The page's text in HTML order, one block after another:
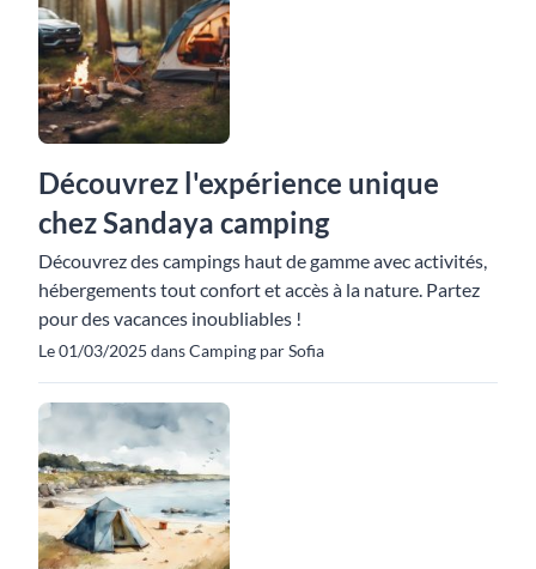
Découvrez l'expérience unique
chez Sandaya camping
Découvrez des campings haut de gamme avec activités,
hébergements tout confort et accès à la nature. Partez
pour des vacances inoubliables !
Le 01/03/2025 dans Camping par Sofia